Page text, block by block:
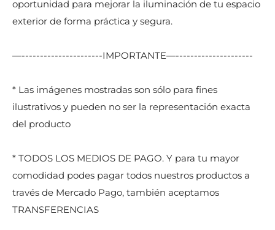
oportunidad para mejorar la iluminación de tu espacio
exterior de forma práctica y segura.
—----------------------IMPORTANTE—---------------------
* Las imágenes mostradas son sólo para fines
ilustrativos y pueden no ser la representación exacta
del producto
* TODOS LOS MEDIOS DE PAGO. Y para tu mayor
comodidad podes pagar todos nuestros productos a
través de Mercado Pago, también aceptamos
TRANSFERENCIAS